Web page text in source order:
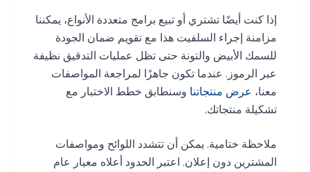
إذا كنت أيضًا تشتري أو تبيع برامج متعددة الأنواع، يمكننا
مزامنة إجراء السلفيت هذا مع تقويم ضمان الجودة
للسمك الأبيض والتونة حتى تظل عمليات التدقيق نظيفة
عبر الرموز. عندما تكون جاهزًا لمراجعة المواصفات
معنا، عرض منتجاتنا وسنطابق خطط الاختبار مع
تشكيلة منتجاتك.
ملاحظة ختامية. يمكن أن تتشدد اللوائح ومواصفات
المشترين دون إعلان. اعتبر الحدود أعلاه معيار عام